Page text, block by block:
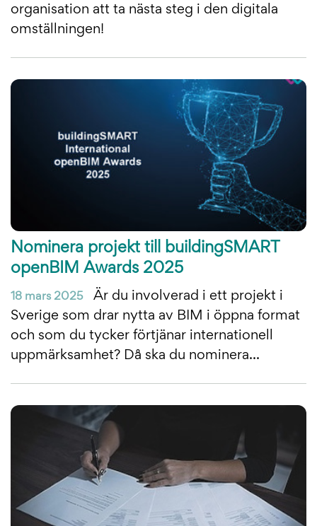
organisation att ta nästa steg i den digitala
omställningen!
Nominera projekt till buildingSMART
openBIM Awards 2025
18 mars 2025
Är du involverad i ett projekt i
Sverige som drar nytta av BIM i öppna format
och som du tycker förtjänar internationell
uppmärksamhet? Då ska du nominera...